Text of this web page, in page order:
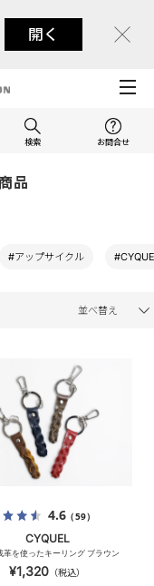
開く
検索 お問合せ
品
#アップサイクル
並べ替え
4.6（59）
CYQUEL
革を使ったキーリング ブラウン
¥1,320 （税込）